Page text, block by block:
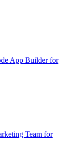
App Builder for
Team for